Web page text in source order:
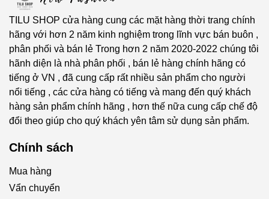
TILU SHOP cửa hàng cung các mặt hàng thời trang chính
hãng với hơn 2 năm kinh nghiệm trong lĩnh vực bán buôn ,
phân phối và bán lẻ Trong hơn 2 năm 2020-2022 chúng tôi
hãnh diện là nhà phân phối , bán lẻ hàng chính hãng có
tiếng ở VN , đã cung cấp rất nhiều sản phẩm cho người
nổi tiếng , các cửa hàng có tiếng và mang đến quý khách
hàng sản phẩm chính hãng , hơn thế nữa cung cấp chế độ
đổi theo giúp cho quý khách yên tâm sử dụng sản phẩm.
Chính sách
Mua hàng
Vẩn chuyển